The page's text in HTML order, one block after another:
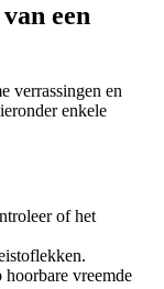
een
verrassingen en
enkele
of het
hoorbare vreemde